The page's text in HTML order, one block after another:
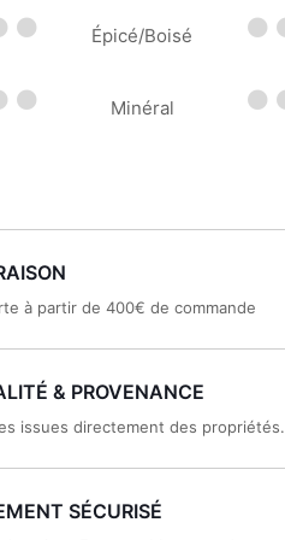
Épicé/Boisé
Minéral
à partir de 400€ de commande
& PROVENANCE
issues directement des propriétés.
SÉCURISÉ